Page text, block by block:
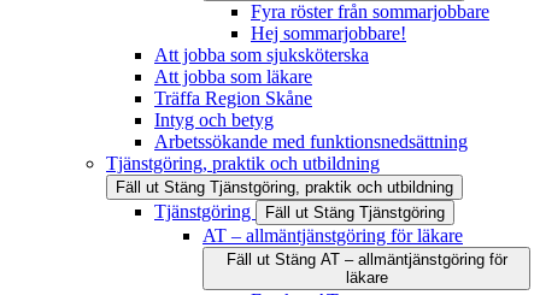
Fyra röster från sommarjobbare
Hej sommarjobbare!
Att jobba som sjuksköterska
Att jobba som läkare
Träffa Region Skåne
Intyg och betyg
Arbetssökande med funktionsnedsättning
Tjänstgöring, praktik och utbildning
Fäll ut Stäng Tjänstgöring, praktik och utbildning
Tjänstgöring Fäll ut Stäng Tjänstgöring
AT – allmäntjänstgöring för läkare
Fäll ut Stäng AT – allmäntjänstgöring för
läkare